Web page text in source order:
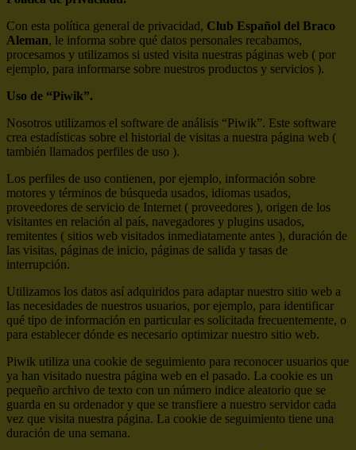
Con esta política general de privacidad, Club Español del Braco
Aleman, le informa sobre qué datos personales recabamos,
procesamos y utilizamos si usted visita nuestras páginas web ( por
ejemplo, para informarse sobre nuestros productos y servicios ).
Uso de “Piwik”.
Nosotros utilizamos el software de análisis “Piwik”. Este software
crea estadísticas sobre el historial de visitas a nuestra página web (
también llamados perfiles de uso ).
Los perfiles de uso contienen, por ejemplo, información sobre
motores y términos de búsqueda usados, idiomas usados,
proveedores de servicio de Internet ( proveedores ), origen de los
visitantes en relación al país, navegadores y plugins usados,
remitentes ( sitios web visitados inmediatamente antes ), duración de
las visitas, páginas de inicio, páginas de salida y tasas de
interrupción.
Utilizamos los datos así adquiridos para adaptar nuestro sitio web a
las necesidades de nuestros usuarios, por ejemplo, para identificar
qué tipo de información en particular es solicitada frecuentemente, o
para establecer dónde es necesario optimizar nuestro sitio web.
Piwik utiliza una cookie de seguimiento para reconocer usuarios que
ya han visitado nuestra página web en el pasado. La cookie es un
pequeño archivo de texto con un número indice aleatorio que se
guarda en su ordenador y que se transfiere a nuestro servidor cada
vez que visita nuestra página. La cookie de seguimiento tiene una
duración de una semana.